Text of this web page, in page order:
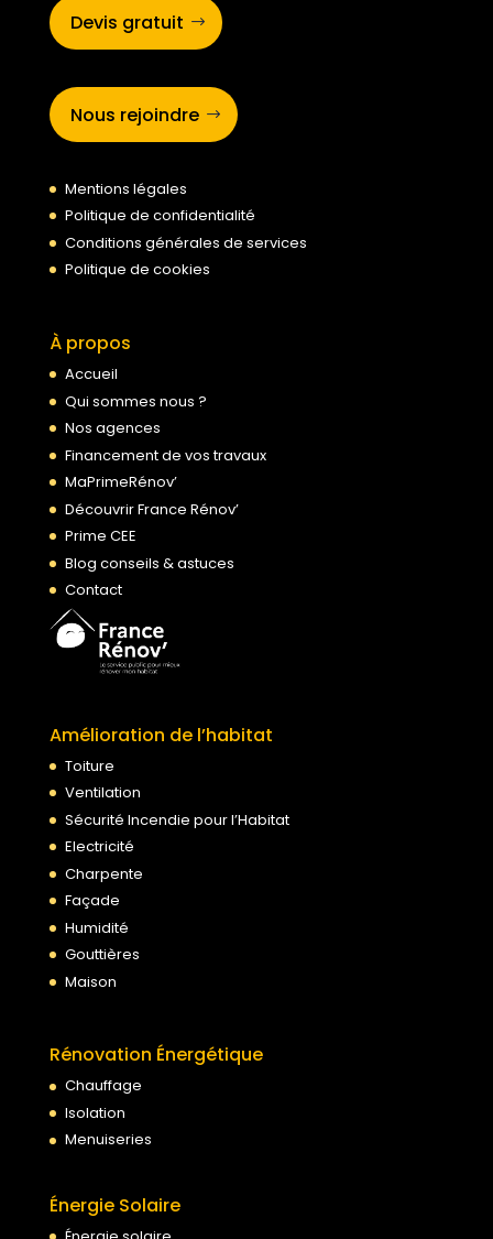
Devis gratuit
Nous rejoindre
Mentions légales
Politique de confidentialité
Conditions générales de services
Politique de cookies
À propos
Accueil
Qui sommes nous ?
Nos agences
Financement de vos travaux
MaPrimeRénov’
Découvrir France Rénov’
Prime CEE
Blog conseils & astuces
Contact
Amélioration de l’habitat
Toiture
Ventilation
Sécurité Incendie pour l’Habitat
Electricité
Charpente
Façade
Humidité
Gouttières
Maison
Rénovation Énergétique
Chauffage
Isolation
Menuiseries
Énergie Solaire